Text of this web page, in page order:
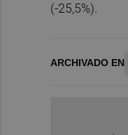
(-25,5%).
ARCHIVADO EN